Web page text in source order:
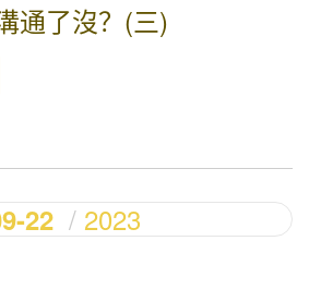
通了沒？(三)
22
2023